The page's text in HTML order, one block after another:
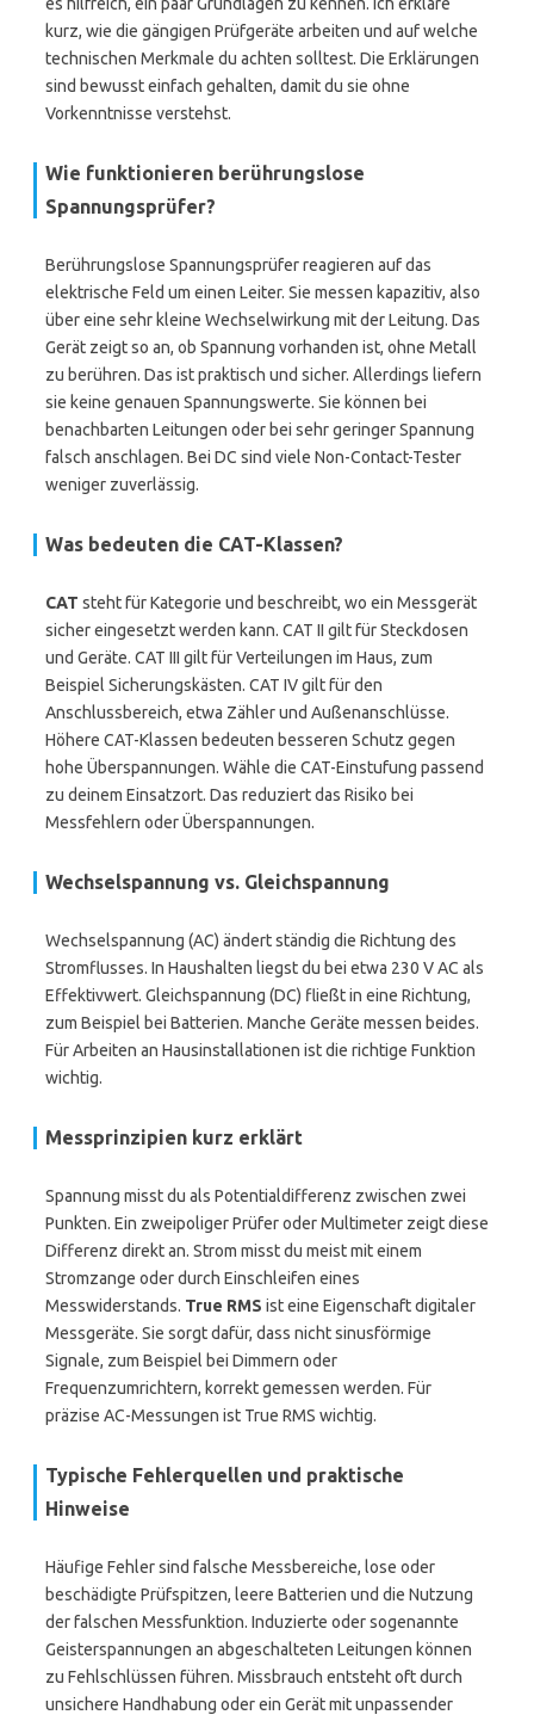
kurz, wie die gängigen Prüfgeräte arbeiten und auf welche
technischen Merkmale du achten solltest. Die Erklärungen
sind bewusst einfach gehalten, damit du sie ohne
Vorkenntnisse verstehst.
Wie funktionieren berührungslose
Spannungsprüfer?
Berührungslose Spannungsprüfer reagieren auf das
elektrische Feld um einen Leiter. Sie messen kapazitiv, also
über eine sehr kleine Wechselwirkung mit der Leitung. Das
Gerät zeigt so an, ob Spannung vorhanden ist, ohne Metall
zu berühren. Das ist praktisch und sicher. Allerdings liefern
sie keine genauen Spannungswerte. Sie können bei
benachbarten Leitungen oder bei sehr geringer Spannung
falsch anschlagen. Bei DC sind viele Non-Contact-Tester
weniger zuverlässig.
Was bedeuten die CAT-Klassen?
CAT steht für Kategorie und beschreibt, wo ein Messgerät
sicher eingesetzt werden kann. CAT II gilt für Steckdosen
und Geräte. CAT III gilt für Verteilungen im Haus, zum
Beispiel Sicherungskästen. CAT IV gilt für den
Anschlussbereich, etwa Zähler und Außenanschlüsse.
Höhere CAT-Klassen bedeuten besseren Schutz gegen
hohe Überspannungen. Wähle die CAT-Einstufung passend
zu deinem Einsatzort. Das reduziert das Risiko bei
Messfehlern oder Überspannungen.
Wechselspannung vs. Gleichspannung
Wechselspannung (AC) ändert ständig die Richtung des
Stromflusses. In Haushalten liegst du bei etwa 230 V AC als
Effektivwert. Gleichspannung (DC) fließt in eine Richtung,
zum Beispiel bei Batterien. Manche Geräte messen beides.
Für Arbeiten an Hausinstallationen ist die richtige Funktion
wichtig.
Messprinzipien kurz erklärt
Spannung misst du als Potentialdifferenz zwischen zwei
Punkten. Ein zweipoliger Prüfer oder Multimeter zeigt diese
Differenz direkt an. Strom misst du meist mit einem
Stromzange oder durch Einschleifen eines
Messwiderstands. True RMS ist eine Eigenschaft digitaler
Messgeräte. Sie sorgt dafür, dass nicht sinusförmige
Signale, zum Beispiel bei Dimmern oder
Frequenzumrichtern, korrekt gemessen werden. Für
präzise AC-Messungen ist True RMS wichtig.
Typische Fehlerquellen und praktische
Hinweise
Häufige Fehler sind falsche Messbereiche, lose oder
beschädigte Prüfspitzen, leere Batterien und die Nutzung
der falschen Messfunktion. Induzierte oder sogenannte
Geisterspannungen an abgeschalteten Leitungen können
zu Fehlschlüssen führen. Missbrauch entsteht oft durch
unsichere Handhabung oder ein Gerät mit unpassender